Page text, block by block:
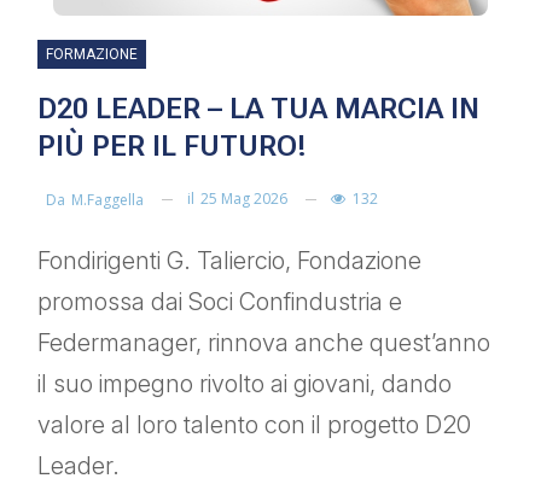
FORMAZIONE
D20 LEADER – LA TUA MARCIA IN
PIÙ PER IL FUTURO!
Da M.faggella il 25 Mag 2026 132
Fondirigenti G. Taliercio, Fondazione
promossa dai Soci Confindustria e
Federmanager, rinnova anche quest’anno
il suo impegno rivolto ai giovani, dando
valore al loro talento con il progetto D20
Leader.